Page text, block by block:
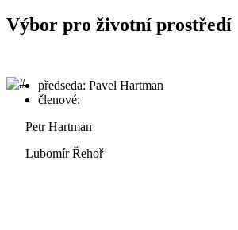
Výbor pro životní prostředí
předseda: Pavel Hartman
členové:
Petr Hartman
Lubomír Řehoř